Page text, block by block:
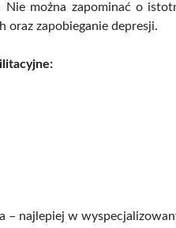
Nie można zapominać o
oraz zapobieganie depresji.
– najlepiej w